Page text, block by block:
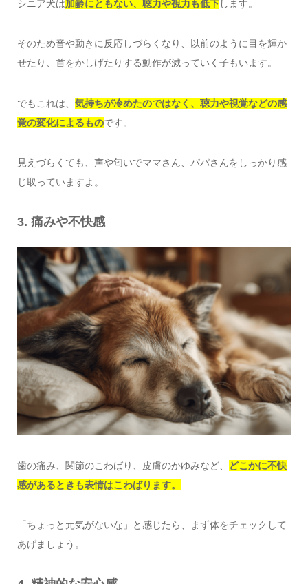
シニア犬は加齢にともない、聴力や視力も低下します。
そのため音や動きに反応しづらくなり、以前のように目を輝か
せたり、首をかしげたりする動作が減っていく子もいます。
でもこれは、 気持ちが冷めたのではなく、聴力や視覚などの感
覚の変化によるものです。
見えづらくても、声や匂いでママさん、パパさんをしっかり感
じ取っていますよ。
3. 痛みや不快感
歯の痛み、関節のこわばり、皮膚のかゆみなど、
どこかに不快
感があるときも表情はこわばります。
「ちょっと元気がないな」と感じたら、まず体をチェックして
あげましょう。